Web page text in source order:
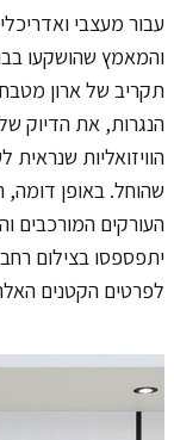
עבור מעצבי
והמאמץ שהושקעו
תקריב של ארון
הנגרות, את הדיוק
הוויזואליות
שהוחל. באופן
העורקים המורכבים
יתפספסו בצילום
לפרטים הקטנים